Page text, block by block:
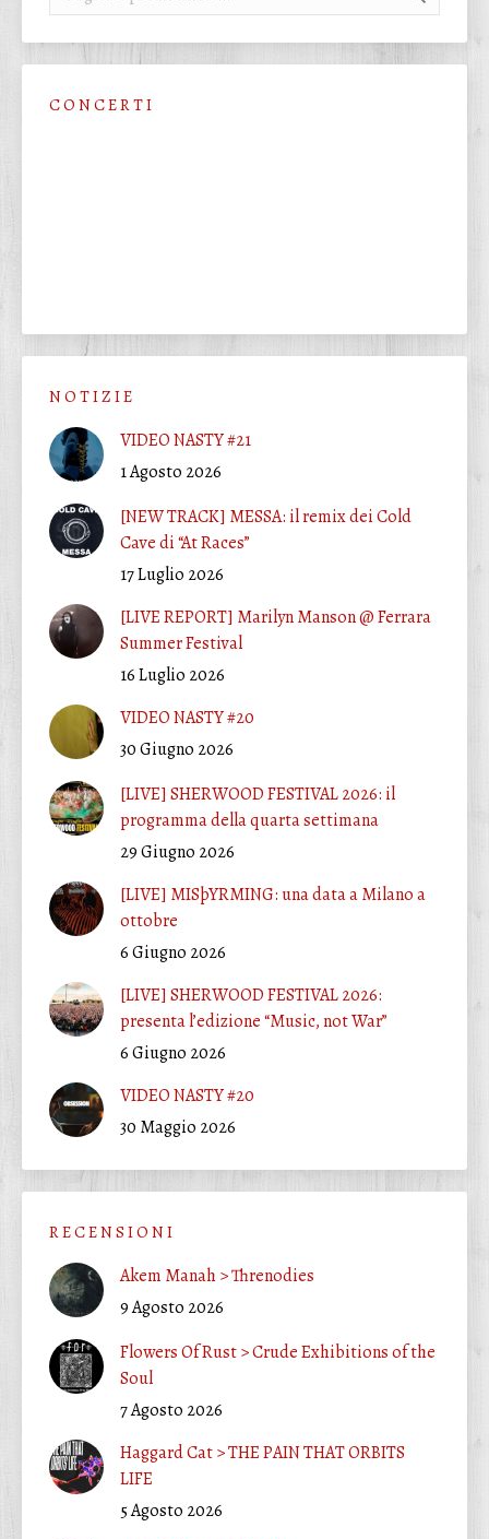
C O N C E R T I
N O T I Z I E
VIDEO NASTY #21
1 Agosto 2026
[NEW TRACK] MESSA: il remix dei Cold
Cave di “At Races”
17 Luglio 2026
[LIVE REPORT] Marilyn Manson @ Ferrara
Summer Festival
16 Luglio 2026
VIDEO NASTY #20
30 Giugno 2026
[LIVE] SHERWOOD FESTIVAL 2026: il
programma della quarta settimana
29 Giugno 2026
[LIVE] MISþYRMING: una data a Milano a
ottobre
6 Giugno 2026
[LIVE] SHERWOOD FESTIVAL 2026:
presenta l’edizione “Music, not War”
6 Giugno 2026
VIDEO NASTY #20
30 Maggio 2026
R E C E N S I O N I
Akem Manah > Threnodies
9 Agosto 2026
Flowers Of Rust > Crude Exhibitions of the
Soul
7 Agosto 2026
Haggard Cat > THE PAIN THAT ORBITS
LIFE
5 Agosto 2026